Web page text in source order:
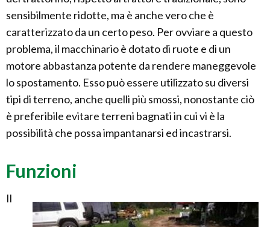
sensibilmente ridotte, ma è anche vero che è
caratterizzato da un certo peso. Per ovviare a questo
problema, il macchinario è dotato di ruote e di un
motore abbastanza potente da rendere maneggevole
lo spostamento. Esso può essere utilizzato su diversi
tipi di terreno, anche quelli più smossi, nonostante ciò
è preferibile evitare terreni bagnati in cui vi è la
possibilità che possa impantanarsi ed incastrarsi.
Funzioni
Il